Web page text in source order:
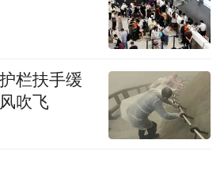
栏扶手缓
吹飞